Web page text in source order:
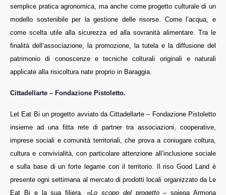
semplice pratica agronomica, ma anche come progetto culturale di un
modello sostenibile per la gestione delle risorse. Come l’acqua, e
come scelta utile alla sicurezza ed alla sovranità alimentare. Tra le
finalità dell’associazione, la promozione, la tutela e la diffusione del
patrimonio di conoscenze e tecniche colturali originali e naturali
applicate alla risicoltura nate proprio in Baraggia.
Cittadellarte – Fondazione Pistoletto.
Let Eat Bi un progetto avviato da Cittadellarte – Fondazione Pistoletto
insieme ad una fitta rete di partner tra associazioni, cooperative,
imprese sociali e comunità territoriali, che prova a coniugare coltura,
cultura e convivialità, con particolare attenzione all’inclusione sociale
e sulla base di un forte legame con il territorio. Il riso Good Land è
presente ogni settimana al mercato di prodotti locali organizzato da Le
Eat Bi e la sua filiera. «Lo scopo del progetto– spiega Armona